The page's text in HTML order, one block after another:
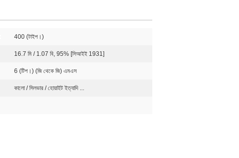
400 (টাইপ।)
16.7 মি / 1.07 বি, 95% [সিআইই 1931]
6 (টিপ।) (জি থেকে জি) এমএস
কালো / সিলভার / হোয়াইট ইত্যাদি ...